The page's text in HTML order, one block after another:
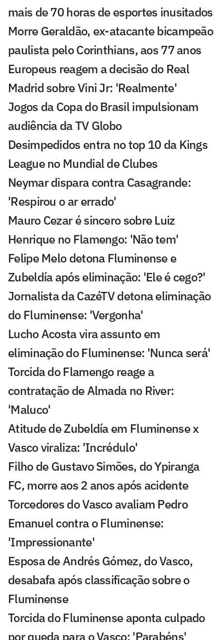
mais de 70 horas de esportes inusitados
Morre Geraldão, ex-atacante bicampeão
paulista pelo Corinthians, aos 77 anos
Europeus reagem a decisão do Real
Madrid sobre Vini Jr: 'Realmente'
Jogos da Copa do Brasil impulsionam
audiência da TV Globo
Desimpedidos entra no top 10 da Kings
League no Mundial de Clubes
Neymar dispara contra Casagrande:
'Respirou o ar errado'
Mauro Cezar é sincero sobre Luiz
Henrique no Flamengo: 'Não tem'
Felipe Melo detona Fluminense e
Zubeldía após eliminação: 'Ele é cego?'
Jornalista da CazéTV detona eliminação
do Fluminense: 'Vergonha'
Lucho Acosta vira assunto em
eliminação do Fluminense: 'Nunca será'
Torcida do Flamengo reage a
contratação de Almada no River:
'Maluco'
Atitude de Zubeldía em Fluminense x
Vasco viraliza: 'Incrédulo'
Filho de Gustavo Simões, do Ypiranga
FC, morre aos 2 anos após acidente
Torcedores do Vasco avaliam Pedro
Emanuel contra o Fluminense:
'Impressionante'
Esposa de Andrés Gómez, do Vasco,
desabafa após classificação sobre o
Fluminense
Torcida do Fluminense aponta culpado
por queda para o Vasco: 'Parabéns'